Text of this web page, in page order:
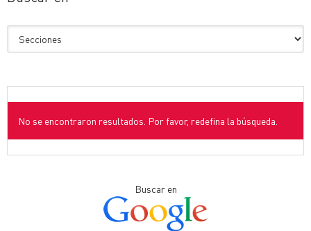
No se encontraron resultados. Por favor, redefina la búsqueda.
Buscar en